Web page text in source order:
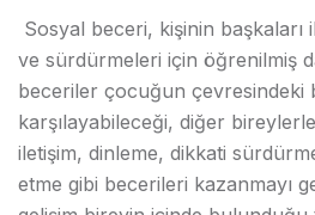
Sosyal beceri, kişinin başkaları
ve sürdürmeleri için öğrenilmiş
beceriler çocuğun çevresindeki
karşılayabileceği, diğer
iletişim, dinleme, dikkati
etme gibi becerileri kazanmayı